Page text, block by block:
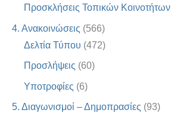
Προσκλήσεις Τοπικών Κοινοτήτων
4. Ανακοινώσεις (566)
Δελτία Τύπου (472)
Προσλήψεις (60)
Υποτροφίες (6)
5. Διαγωνισμοί – Δημοπρασίες (93)